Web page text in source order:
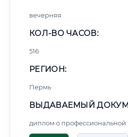
вечерняя
КОЛ-ВО ЧАСОВ:
516
РЕГИОН:
Пермь
ВЫДАВАЕМЫЙ
диплом о профессиональной